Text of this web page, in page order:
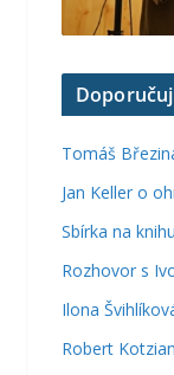
Tomáš
Jan Keller o
Sbírka na
Rozhovor s
Ilona
Robert